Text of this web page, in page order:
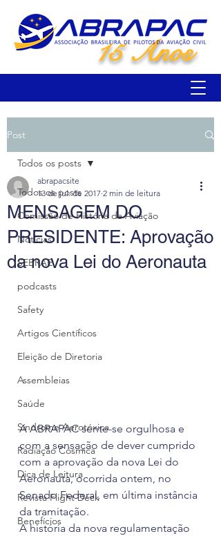
15 Anos
Post
Todos os posts
Comissão de História da Aviação
Notícias
SEBRAE
podcasts
Safety
Artigos Científicos
Eleição de Diretoria
Assembleias
Saúde
Síndrome Aerotóxica
Radiação Cósmica
Dica de Leitura
Revista Flight Deck
Benefícios
Todos os posts
MENSAGEM DO
PRESIDENTE: Aprovação
da nova Lei do Aeronauta
abrapacsite
13 de jul. de 2017 2 min de leitura
A ABRAPAC sente-se orgulhosa e
com a sensação de dever cumprido
com a aprovação da nova Lei do
Aeronauta, ocorrida ontem, no
Senado Federal, em última instância
da tramitação.
A história da nova regulamentação